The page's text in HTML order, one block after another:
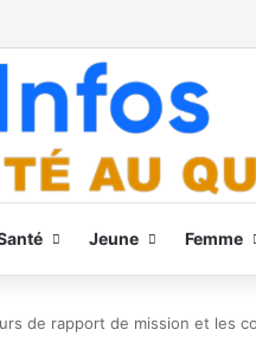
Jeune Femme
de rapport de mission et les